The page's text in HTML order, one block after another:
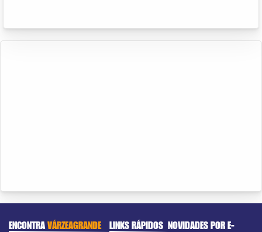
ENCONTRAVÁRZEAGRANDE LINKS RÁPIDOS NOVIDADES POR E-